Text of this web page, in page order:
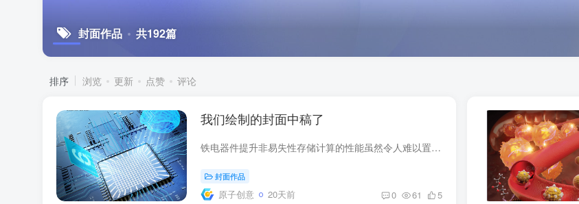
封面作品 共192篇
排序 浏览 更新 点赞 评论
我们绘制的封面中稿了
铁电器件提升非易失性存储计算的性能虽然令人难以置信，但Device现在正结束其第二个日历年的出版。这个问题是我们的18th就像任何年轻成长的作品所期望的里程碑一样，这本杂志确实开始进入状态，...
封面作品
原子创意 20天前 0 61 5